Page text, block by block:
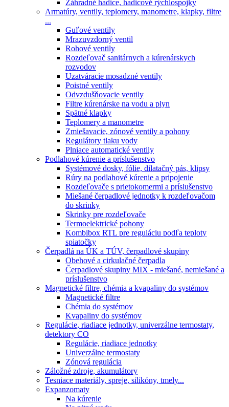
Záhradné hadice, hadicové rýchlospojky
Armatúry, ventily, teplomery, manometre, klapky, filtre
...
Guľové ventily
Mrazuvzdorný ventil
Rohové ventily
Rozdeľovač sanitárnych a kúrenárskych
rozvodov
Uzatváracie mosadzné ventily
Poistné ventily
Odvzdušňovacie ventily
Filtre kúrenárske na vodu a plyn
Spätné klapky
Teplomery a manometre
Zmiešavacie, zónové ventily a pohony
Regulátory tlaku vody
Plniace automatické ventily
Podlahové kúrenie a príslušenstvo
Systémové dosky, fólie, dilatačný pás, klipsy
Rúry na podlahové kúrenie a pripojenie
Rozdeľovače s prietokomermi a príslušenstvo
Miešané čerpadlové jednotky k rozdeľovačom
do skrinky
Skrinky pre rozdeľovače
Termoelektrické pohony
Kombibox RTL pre reguláciu podľa teploty
spiatočky
Čerpadlá na ÚK a TÚV, čerpadlové skupiny
Obehové a cirkulačné čerpadla
Čerpadlové skupiny MIX - miešané, nemiešané a
príslušenstvo
Magnetické filtre, chémia a kvapaliny do systémov
Magnetické filtre
Chémia do systémov
Kvapaliny do systémov
Regulácie, riadiace jednotky, univerzálne termostaty,
detektory CO
Regulácie, riadiace jednotky
Univerzálne termostaty
Zónová regulácia
Záložné zdroje, akumulátory
Tesniace materiály, spreje, silikóny, tmely...
Expanzomaty
Na kúrenie